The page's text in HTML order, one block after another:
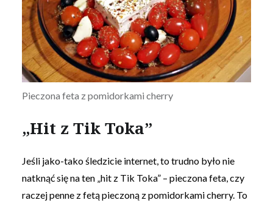
Pieczona feta z pomidorkami cherry
„Hit z Tik Toka”
Jeśli jako-tako śledzicie internet, to trudno było nie
natknąć się na ten „hit z Tik Toka” – pieczona feta, czy
raczej penne z fetą pieczoną z pomidorkami cherry. To